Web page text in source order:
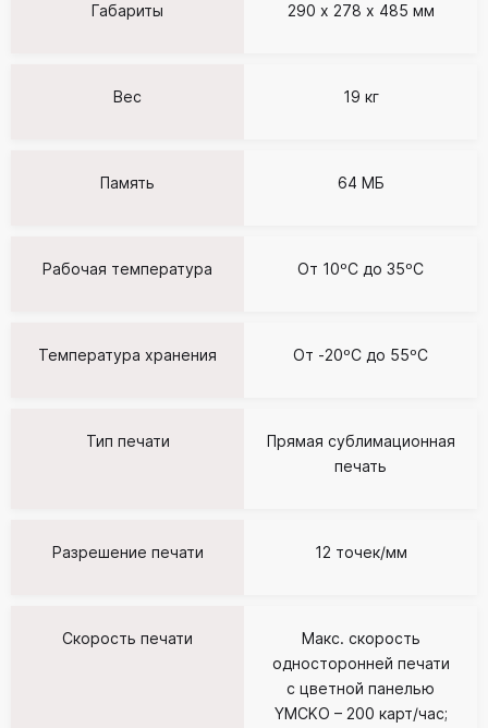
Габариты 290 х 278 х 485 мм
Вес 19 кг
Память 64 МБ
Рабочая температура От 10ºC до 35ºC
Температура хранения От -20ºC до 55ºC
Тип печати
Прямая сублимационная
печать
Разрешение печати 12 точек/мм
Скорость печати
Макс. скорость
односторонней печати
с цветной панелью
YMCKO – 200 карт/час;